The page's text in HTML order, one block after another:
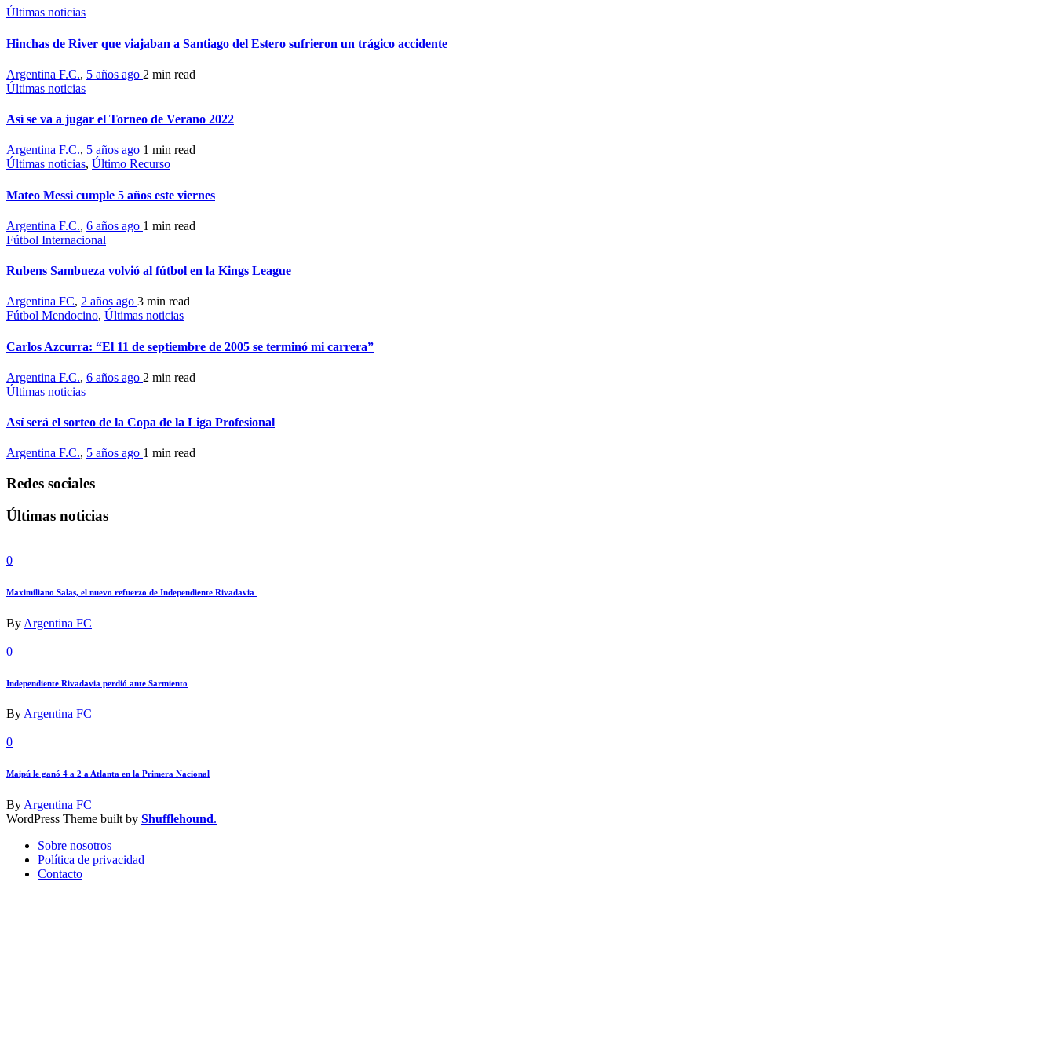
Últimas noticias
Hinchas de River que viajaban a Santiago del Estero sufrieron un trágico accidente
Argentina F.C., 5 años ago 2 min read
Últimas noticias
Así se va a jugar el Torneo de Verano 2022
Argentina F.C., 5 años ago 1 min read
Últimas noticias, Último Recurso
Mateo Messi cumple 5 años este viernes
Argentina F.C., 6 años ago 1 min read
Fútbol Internacional
Rubens Sambueza volvió al fútbol en la Kings League
Argentina FC, 2 años ago 3 min read
Fútbol Mendocino, Últimas noticias
Carlos Azcurra: “El 11 de septiembre de 2005 se terminó mi carrera”
Argentina F.C., 6 años ago 2 min read
Últimas noticias
Así será el sorteo de la Copa de la Liga Profesional
Argentina F.C., 5 años ago 1 min read
Redes sociales
Últimas noticias
0
Maximiliano Salas, el nuevo refuerzo de Independiente Rivadavia
By Argentina FC
0
Independiente Rivadavia perdió ante Sarmiento
ByArgentina FC
0
Maipú le ganó 4 a 2 a Atlanta en la Primera Nacional
ByArgentina FC
WordPress Theme built by Shufflehound.
Sobre nosotros
Política de privacidad
Contacto